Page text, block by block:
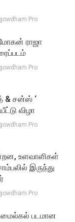
Pro
ராஜா
Pro
& சன்ஸ் ‘
விழா
Pro
உளவாளிகள்
இருந்து
Pro
மைல்கல் படமான